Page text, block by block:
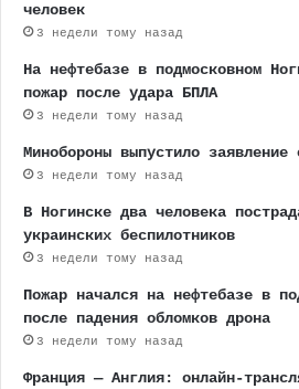
человек
3 недели тому назад
На нефтебазе в подмосковном
пожар после удара БПЛА
3 недели тому назад
Минобороны выпустило
3 недели тому назад
В Ногинске два человека
украинских беспилотников
3 недели тому назад
Пожар начался на нефтебазе в
после падения обломков дрона
3 недели тому назад
Франция — Англия: онлайн-